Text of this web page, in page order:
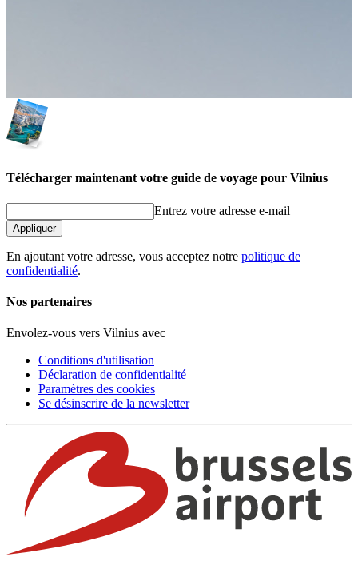
Télécharger maintenant votre guide de voyage pour Vilnius
Entrez votre adresse e-mail
Appliquer
En ajoutant votre adresse, vous acceptez notre politique de
confidentialité.
Nos partenaires
Envolez-vous vers Vilnius avec
Conditions d'utilisation
Déclaration de confidentialité
Paramètres des cookies
Se désinscrire de la newsletter